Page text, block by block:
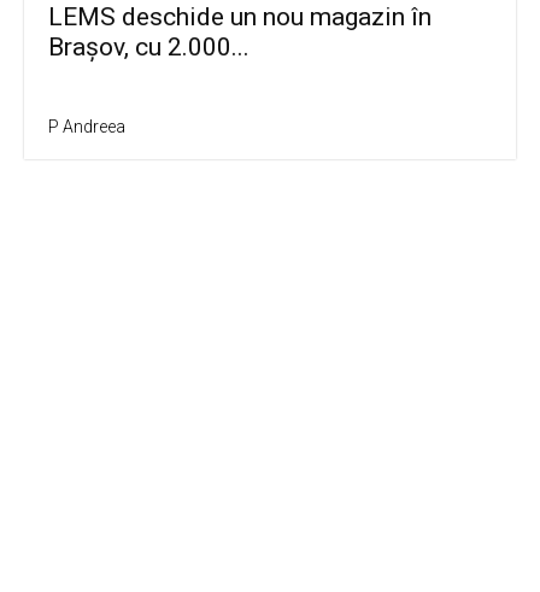
LEMS deschide un nou magazin în
Brașov, cu 2.000...
P Andreea